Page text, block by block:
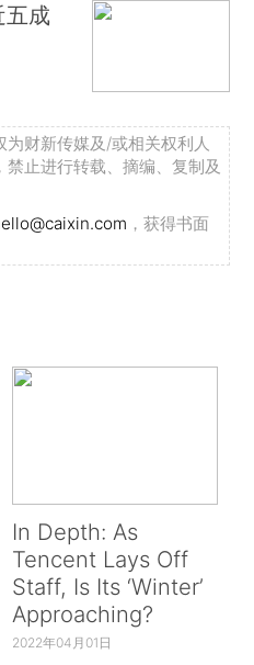
五成
财新传媒及/或相关权利人
止进行转载、摘编、复制及
，获得书面
In Depth: As
Tencent Lays Off
Staff, Is Its ‘Winter’
Approaching?
2022年04月01日